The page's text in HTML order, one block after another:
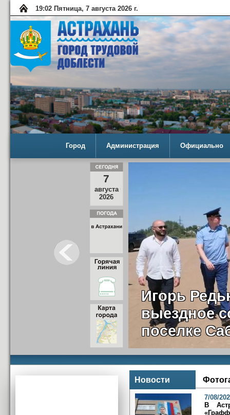
19:02 Пятница, 7 августа 2026 г.
Город Администрация Официально
7
августа
2026
Игорь
выездное
поселке
Новости
7/08/
В